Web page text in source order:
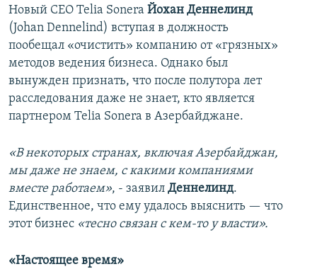
Новый CEO Telia Sonera Йохан Деннелинд
(Johan Dennelind) вступая в должность
пообещал «очистить» компанию от «грязных»
методов ведения бизнеса. Однако был
вынужден признать, что после полутора лет
расследования даже не знает, кто является
партнером Telia Sonera в Азербайджане.
«В некоторых странах, включая Азербайджан,
мы даже не знаем, с какими компаниями
вместе работаем», - заявил Деннелинд.
Единственное, что ему удалось выяснить — что
этот бизнес «тесно связан с кем-то у власти».
«​Настоящее время»​